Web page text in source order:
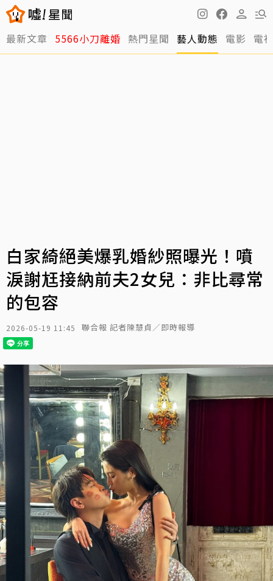
最新文章 5566小刀離婚 熱門星聞 藝人動態 電影 電
白家綺絕美爆乳婚紗照曝光！噴
淚謝尪接納前夫2女兒：非比尋常
的包容
2026-05-19 11:45 聯合報 記者陳慧貞／即時報導